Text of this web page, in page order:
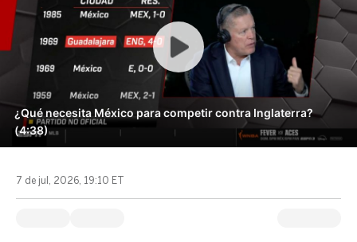
¿Qué necesita México para competir contra Inglaterra?
(4:38)
7 de jul, 2026, 19:10 ET